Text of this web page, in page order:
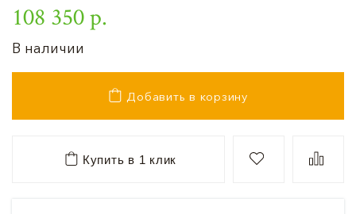
108 350 р.
В наличии
Добавить в корзину
Купить в 1 клик